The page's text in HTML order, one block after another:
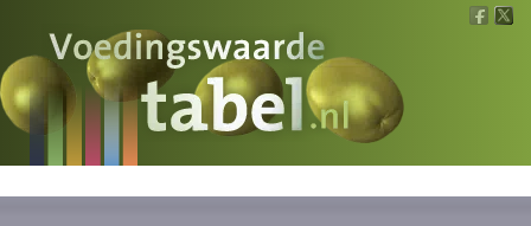
Voedingswaarde
Wat is wat?